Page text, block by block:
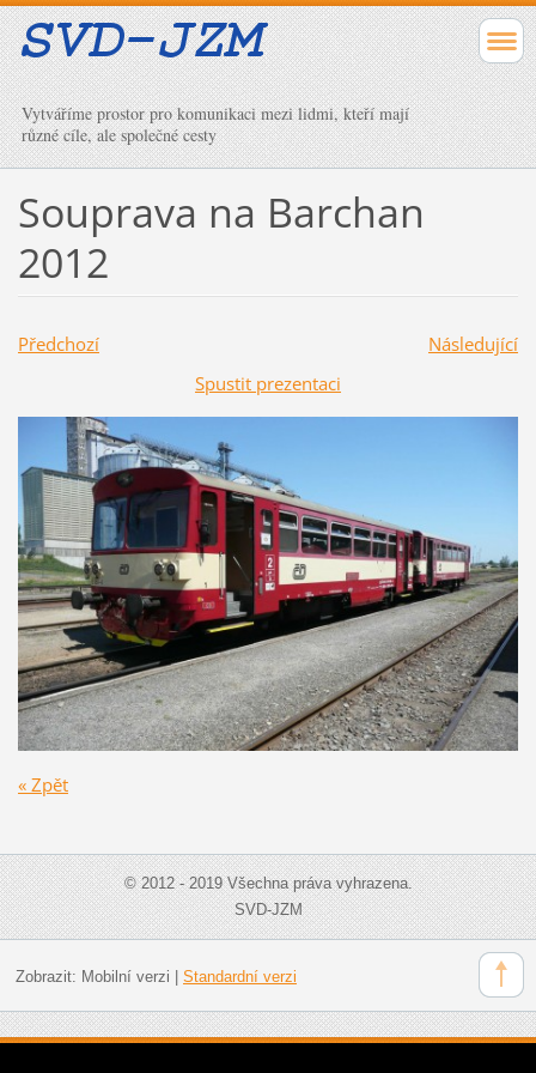
Vytváříme prostor pro komunikaci mezi lidmi, kteří mají
různé cíle, ale společné cesty
Souprava na Barchan
2012
Předchozí
Následující
Spustit prezentaci
« Zpět
© 2012 - 2019 Všechna práva vyhrazena.
SVD-JZM
Zobrazit: Mobilní verzi | Standardní verzi